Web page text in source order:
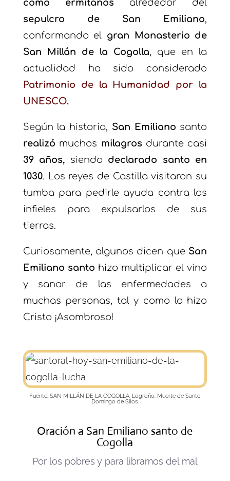
como ermitaños alrededor del
sepulcro de San Emiliano,
conformando el gran Monasterio de
San Millán de la Cogolla, que en la
actualidad ha sido considerado
Patrimonio de la Humanidad por la
UNESCO.
Según la historia, San Emiliano santo
realizó muchos milagros durante casi
39 años, siendo declarado santo en
1030. Los reyes de Castilla visitaron su
tumba para pedirle ayuda contra los
infieles para expulsarlos de sus
tierras.
Curiosamente, algunos dicen que San
Emiliano santo hizo multiplicar el vino
y sanar de las enfermedades a
muchas personas, tal y como lo hizo
Cristo ¡Asombroso!
Fuente: SAN MILLÁN DE LA COGOLLA. Logroño. Muerte de Santo
Domingo de Silos.
Oración a San Emiliano santo de
Cogolla
Por los pobres y para librarnos del mal